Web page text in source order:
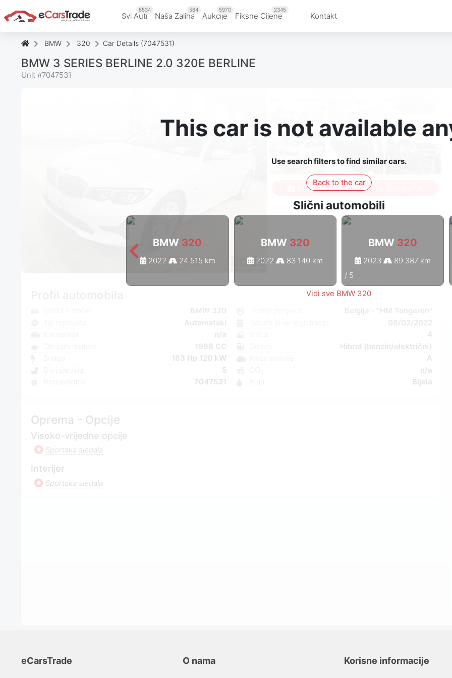
Svi Auti
6534
Naša Zaliha
564
Aukcije
5970
Fiksne Cijene
2345
Kontakt
BMW 320 Car Details (7047531)
BMW 3 SERIES BERLINE 2.0 320E BERLINE
Unit #7047531
This car is not available
Use search filters to find similar cars.
Back to the car
Slični automobili
BMW 320
2022 24 515 km
BMW 320
2022 83 140 km
BMW 320
2023 89 387 km
/ 5
Vidi sve BMW 320
Prijavite se da vidite sve fotografije
BMW 320
Automatski
n/a
1998 CC
163 Hp 120 kW
5
7047531
Belgija - "HM Tongeren"
08/02/2022
4
Hibrid (benzin/električni)
A
n/a
Bijela
Oprema - Opcije
Visoko-vrijedne opcije
Sportska sjedala
Interijer
Sportska sjedala
eCarsTrade O nama Korisne informacije